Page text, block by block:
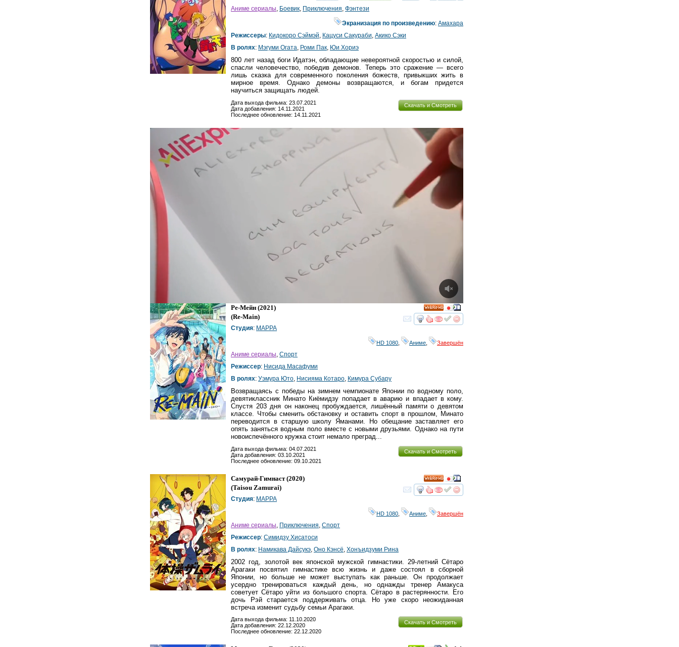
Аниме сериалы, Боевик, Приключения, Фэнтези
Экранизация по произведению: Амахара
Режиссеры: Кидокоро Сэймэй, Кацуси Сакураби, Акико Сэки
В ролях: Мэгуми Огата, Роми Пак, Юи Хориэ
800 лет назад боги Идатэн, обладающие невероятной скоростью и силой,
спасли человечество, победив демонов. Теперь это сражение — всего
лишь сказка для современного поколения божеств, привыкших жить в
мирное время. Однако демоны возвращаются, и богам придется
научиться защищать людей.
Скачать и Смотреть
Дата выхода фильма: 23.07.2021
Дата добавления: 14.11.2021
Последнее обновление: 14.11.2021
смотретьинтересует
HD
Ре-Мейн (2021)
(Re-Main)
Студия: MAPPA
HD 1080 Аниме Завершён
Аниме сериалы, Спорт
Режиссер: Нисида Масафуми
В ролях: Уэмура Юто, Нисияма Котаро, Кимура Субару
Возвращаясь с победы на зимнем чемпионате Японии по водному поло,
девятиклассник Минато Киёмидзу попадает в аварию и впадает в кому.
Спустя 203 дня он наконец пробуждается, лишённый памяти о девятом
классе. Чтобы сменить обстановку и оставить спорт в прошлом, Минато
переводится в старшую школу Яманами. Но обещание заставляет его
опять заняться водным поло вместе с новыми друзьями. Однако на пути
новоиспечённого кружка стоит немало преград...
Скачать и Смотреть
Дата выхода фильма: 04.07.2021
Дата добавления: 03.10.2021
Последнее обновление: 09.10.2021
смотретьинтересует
HD
Самурай-Гимнаст(2020)
(Taisou Zamurai)
Студия: MAPPA
HD 1080 Аниме Завершён
Аниме сериалы Приключения Спорт
Режиссер: Симидзу Хисатоси
В ролях: Намикава Дайсукэ Оно Кэнсё Хонъидзуми Рина
2002 год, золотой век японской мужской гимнастики. 29-летний Сётаро
Арагаки посвятил гимнастике всю жизнь и даже состоял в сборной
Японии, но больше не может выступать как раньше. Он продолжает
усердно тренироваться каждый день, но однажды тренер Амакуса
советует Сётаро уйти из большого спорта. Сётаро в растерянности. Его
дочь Рэй старается поддерживать отца. Но уже скоро неожиданная
встреча изменит судьбу семьи Арагаки.
Скачать и Смотреть
Дата выхода фильма: 11.10.2020
Дата добавления: 22.12.2020
Последнее обновление: 22.12.2020